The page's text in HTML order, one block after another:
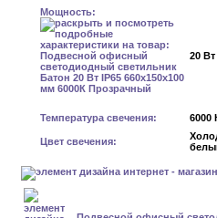
Мощность:
20 Вт
Температура свечения: 6000
Цвет свечения: